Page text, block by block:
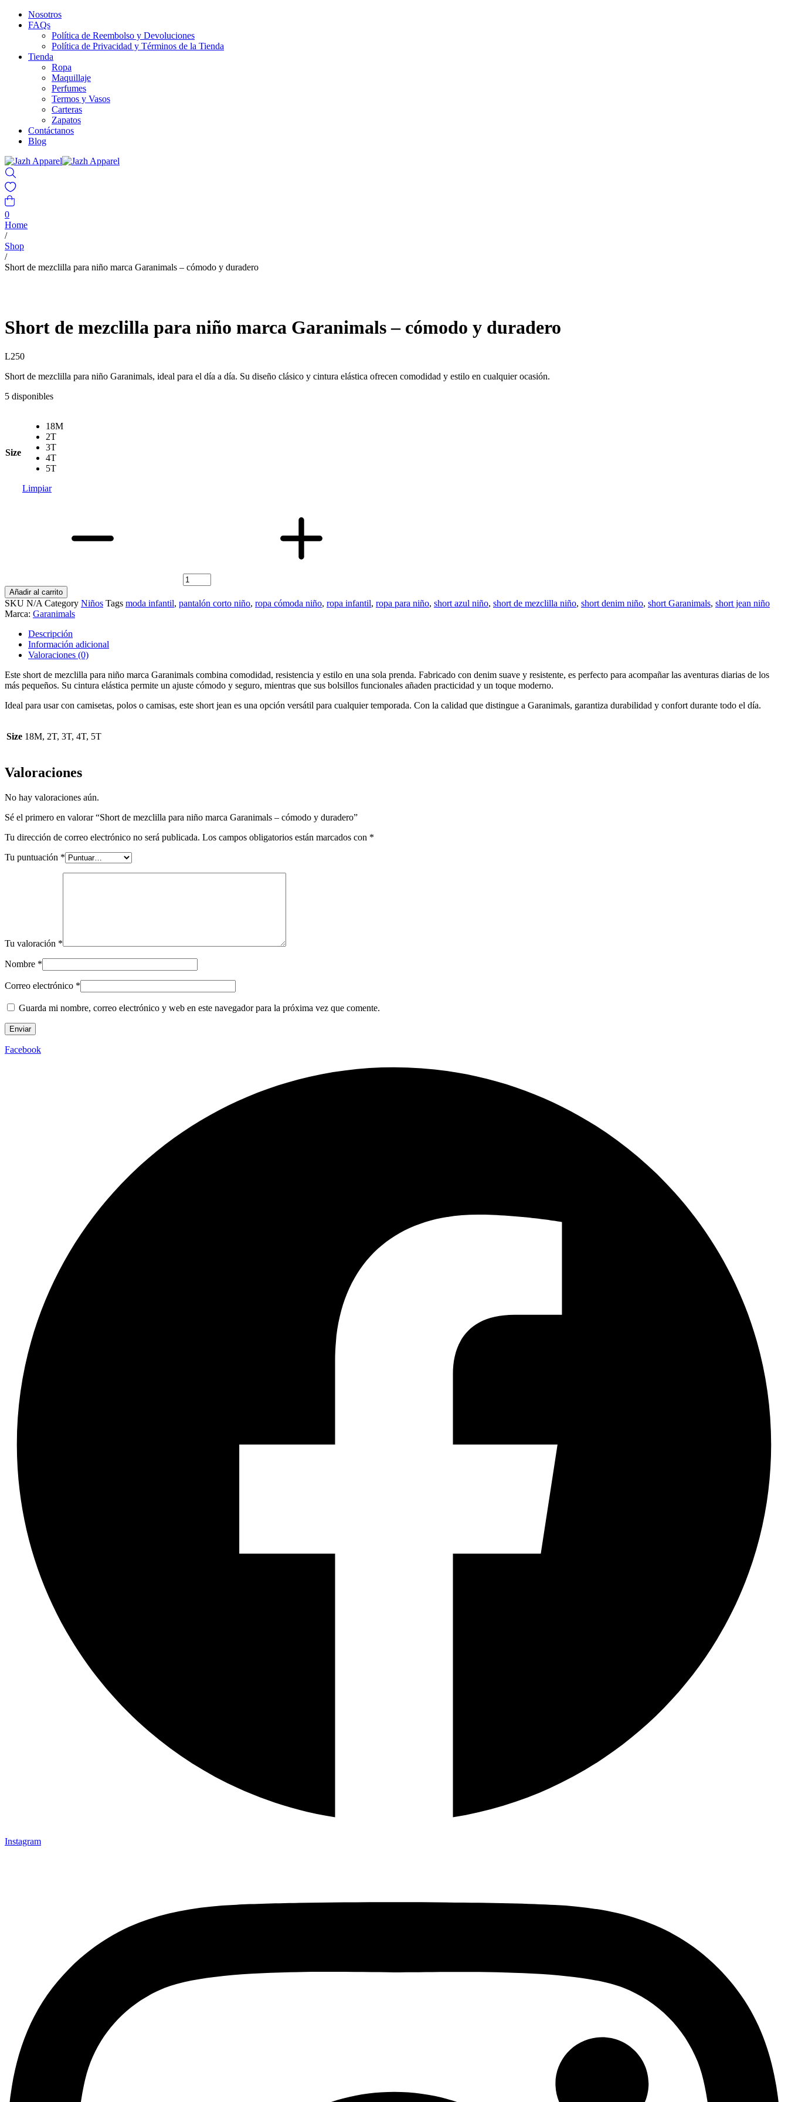
Nosotros
FAQs
Política de Reembolso y Devoluciones
Política de Privacidad y Términos de la Tienda
Tienda
Ropa
Maquillaje
Perfumes
Termos y Vasos
Carteras
Zapatos
Contáctanos
Blog
0
Home
/
Shop
/
Short de mezclilla para niño marca Garanimals – cómodo y duradero
Short de mezclilla para niño marca Garanimals – cómodo y duradero
L250
Short de mezclilla para niño Garanimals, ideal para el día a día. Su diseño clásico y cintura elástica ofrecen comodidad y estilo en cualquier ocasión.
5 disponibles
Size
18M
2T
3T
4T
5T
Limpiar
–
cómodo
duradero
Añadir al carrito
SKU N/A Category Niños Tags moda infantil, pantalón corto niño, ropa cómoda niño, ropa infantil, ropa para niño, short azul niño, short de mezclilla niño, short denim niño, short Garanimals, short jean niño
Marca: Garanimals
Descripción
Información adicional
Valoraciones (0)
Este short de mezclilla para niño marca Garanimals combina comodidad, resistencia y estilo en una sola prenda. Fabricado con denim suave y resistente, es perfecto para acompañar las aventuras diarias de los
más pequeños. Su cintura elástica permite un ajuste cómodo y seguro, mientras que sus bolsillos funcionales añaden practicidad y un toque moderno.
Ideal para usar con camisetas, polos o camisas, este short jean es una opción versátil para cualquier temporada. Con la calidad que distingue a Garanimals, garantiza durabilidad y confort durante todo el día.
Size 18M, 2T, 3T, 4T, 5T
Valoraciones
No hay valoraciones aún.
Sé el primero en valorar “Short de mezclilla para niño marca Garanimals – cómodo y duradero”
Tu dirección de correo electrónico no será publicada. Los campos obligatorios están marcados con *
Tu puntuación *
Tu valoración *
Nombre *
Correo electrónico *
Guarda mi nombre, correo electrónico y web en este navegador para la próxima vez que comente.
Facebook
Instagram